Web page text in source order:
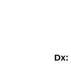
Dx: